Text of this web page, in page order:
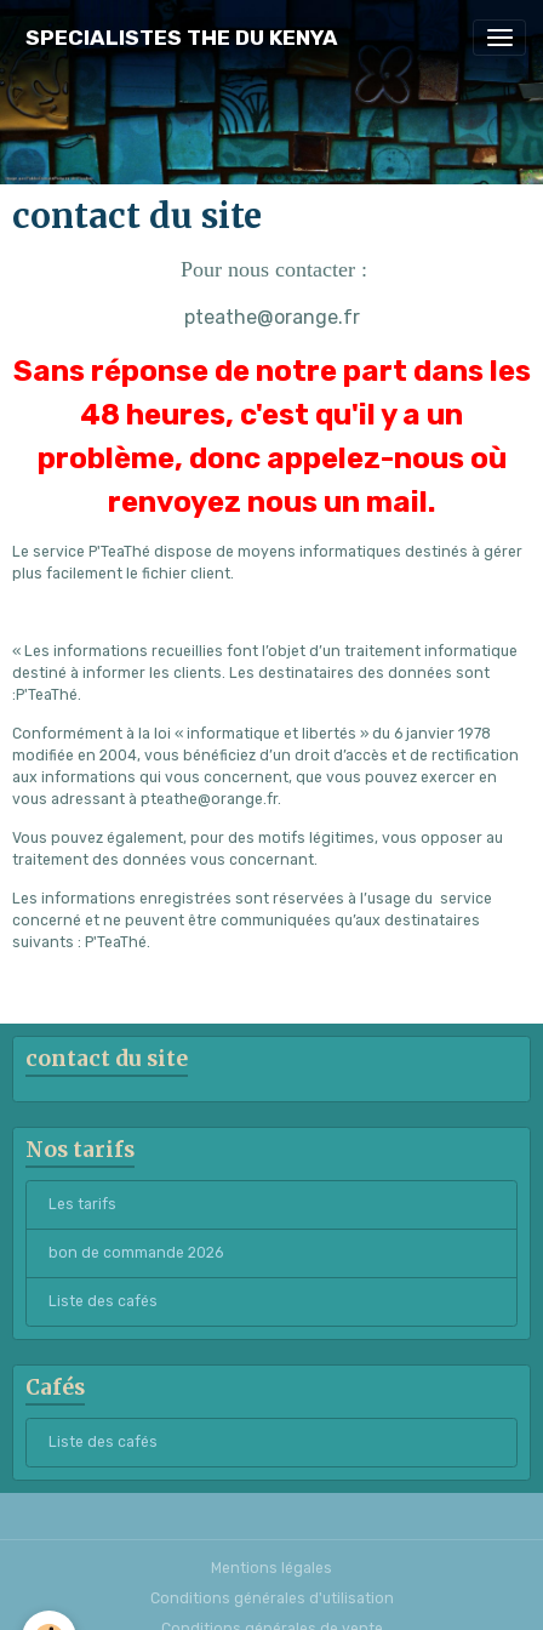
SPECIALISTES THE DU KENYA
contact du site
Pour nous contacter :
pteathe@orange.fr
Sans réponse de notre part dans les
48 heures, c'est qu'il y a un
problème, donc appelez-nous où
renvoyez nous un mail.
Le service P'TeaThé dispose de moyens informatiques destinés à gérer
plus facilement le fichier client.
« Les informations recueillies font l’objet d’un traitement informatique
destiné à informer les clients. Les destinataires des données sont
:P'TeaThé.
Conformément à la loi « informatique et libertés » du 6 janvier 1978
modifiée en 2004, vous bénéficiez d’un droit d’accès et de rectification
aux informations qui vous concernent, que vous pouvez exercer en
vous adressant à pteathe@orange.fr.
Vous pouvez également, pour des motifs légitimes, vous opposer au
traitement des données vous concernant.
Les informations enregistrées sont réservées à l’usage du service
concerné et ne peuvent être communiquées qu’aux destinataires
suivants : P'TeaThé.
contact du site
Nos tarifs
Les tarifs
bon de commande 2026
Liste des cafés
Cafés
Liste des cafés
Mentions légales
Conditions générales d'utilisation